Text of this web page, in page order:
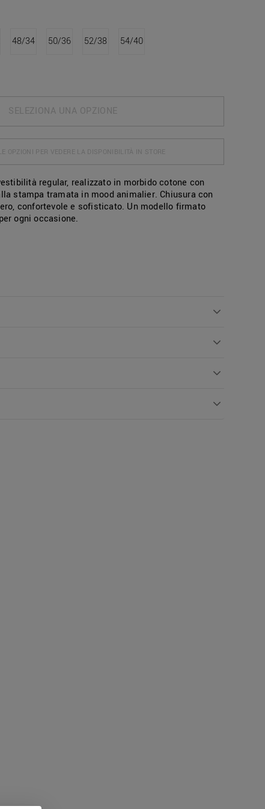
48/34 50/36 52/38 54/40
SELEZIONA UNA OPZIONE
OPZIONI PER VEDERE LA DISPONIBILITÀ IN STORE
regular, realizzato in morbido cotone con
stampa tramata in mood animalier. Chiusura con
confortevole e sofisticato. Un modello firmato
ogni occasione.